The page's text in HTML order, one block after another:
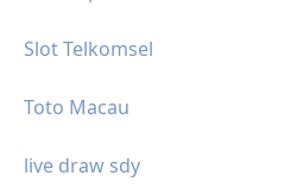
Slot Telkomsel
Toto Macau
live draw sdy